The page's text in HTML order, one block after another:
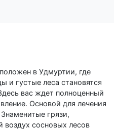
в Удмуртии, где
и густые леса становятся
вас ждет полноценный
Основой для лечения
грязи,
сосновых лесов